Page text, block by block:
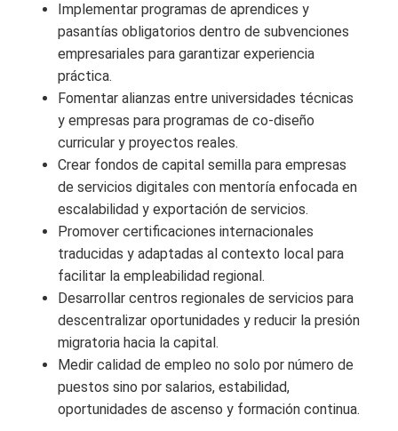
Implementar programas de aprendices y
pasantías obligatorios dentro de subvenciones
empresariales para garantizar experiencia
práctica.
Fomentar alianzas entre universidades técnicas
y empresas para programas de co-diseño
curricular y proyectos reales.
Crear fondos de capital semilla para empresas
de servicios digitales con mentoría enfocada en
escalabilidad y exportación de servicios.
Promover certificaciones internacionales
traducidas y adaptadas al contexto local para
facilitar la empleabilidad regional.
Desarrollar centros regionales de servicios para
descentralizar oportunidades y reducir la presión
migratoria hacia la capital.
Medir calidad de empleo no solo por número de
puestos sino por salarios, estabilidad,
oportunidades de ascenso y formación continua.